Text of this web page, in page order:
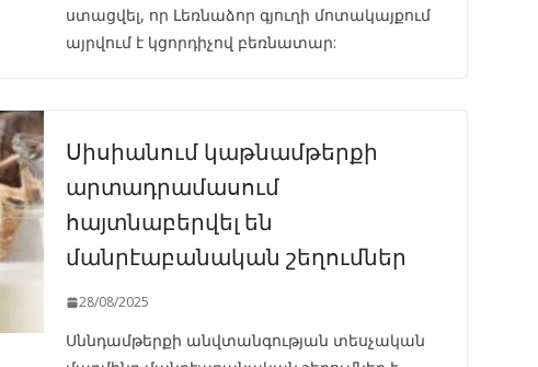
ստացվել, որ Լեռնաձոր գյուղի մոտակայքում
այրվում է կցորդիչով բեռնատար:
Սիսիանում կաթնամթերքի
արտադրամասում
հայտնաբերվել են
մանրէաբանական շեղումներ
28/08/2025
Սննդամթերքի անվտանգության տեսչական